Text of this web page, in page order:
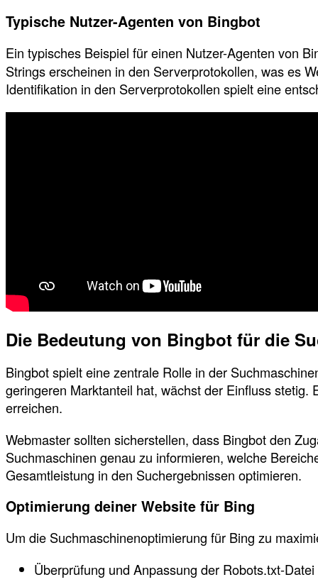
Typische Nutzer-Agenten von Bingbot
Ein typisches Beispiel für einen Nutzer-Agenten von
Strings erscheinen in den Serverprotokollen, was es
Identifikation in den Serverprotokollen spielt eine
Die Bedeutung von Bingbot für die
Bingbot spielt eine zentrale Rolle in der
geringeren Marktanteil hat, wächst der Einfluss
erreichen.
Webmaster sollten sicherstellen, dass Bingbot den
Suchmaschinen genau zu informieren, welche
Gesamtleistung in den Suchergebnissen optimieren.
Optimierung deiner Website für Bing
Um die Suchmaschinenoptimierung für Bing zu
Überprüfung und Anpassung der Robots.txt-